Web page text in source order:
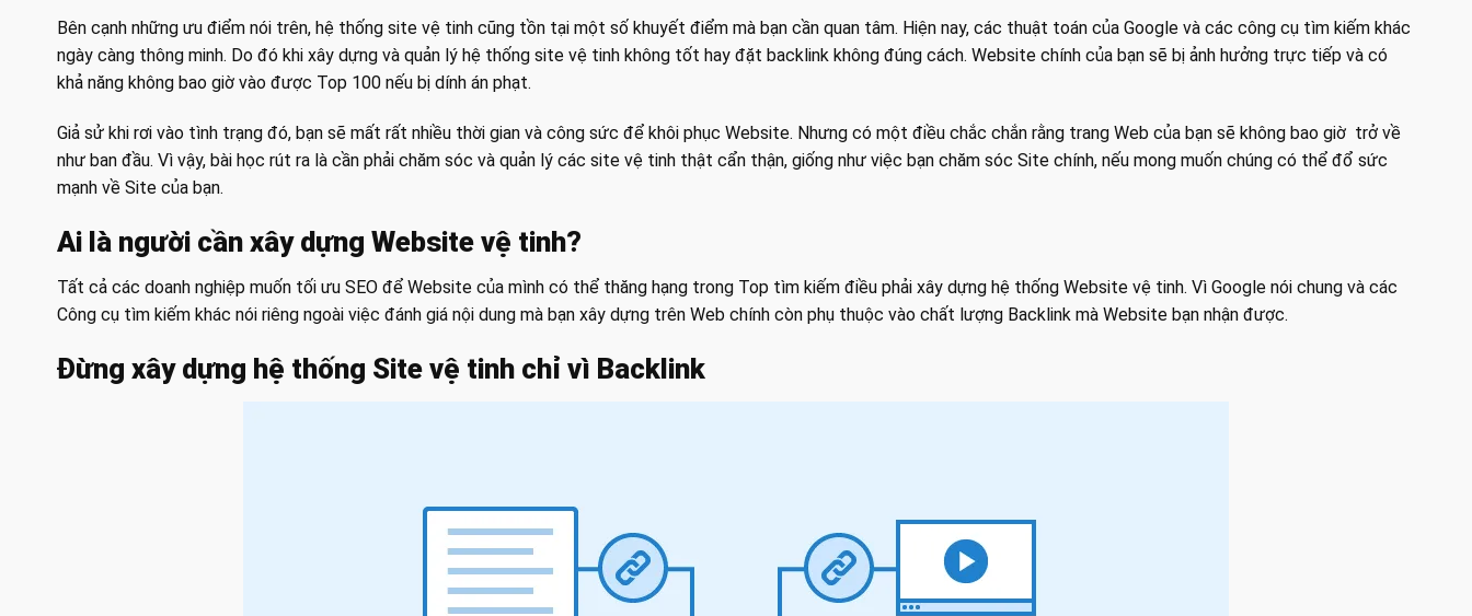
Bên cạnh những ưu điểm nói trên, hệ thống site vệ tinh cũng tồn tại một số khuyết điểm mà bạn cần quan tâm. Hiện nay, các thuật toán của Google và các công cụ tìm kiếm khác
ngày càng thông minh. Do đó khi xây dựng và quản lý hệ thống site vệ tinh không tốt hay đặt backlink không đúng cách. Website chính của bạn sẽ bị ảnh hưởng trực tiếp và có
khả năng không bao giờ vào được Top 100 nếu bị dính án phạt.
Giả sử khi rơi vào tình trạng đó, bạn sẽ mất rất nhiều thời gian và công sức để khôi phục Website. Nhưng có một điều chắc chắn rằng trang Web của bạn sẽ không bao giờ trở về
như ban đầu. Vì vậy, bài học rút ra là cần phải chăm sóc và quản lý các site vệ tinh thật cẩn thận, giống như việc bạn chăm sóc Site chính, nếu mong muốn chúng có thể đổ sức
mạnh về Site của bạn.
Ai là người cần xây dựng Website vệ tinh?
Tất cả các doanh nghiệp muốn tối ưu SEO để Website của mình có thể thăng hạng trong Top tìm kiếm điều phải xây dựng hệ thống Website vệ tinh. Vì Google nói chung và các
Công cụ tìm kiếm khác nói riêng ngoài việc đánh giá nội dung mà bạn xây dựng trên Web chính còn phụ thuộc vào chất lượng Backlink mà Website bạn nhận được.
Đừng xây dựng hệ thống Site vệ tinh chỉ vì Backlink